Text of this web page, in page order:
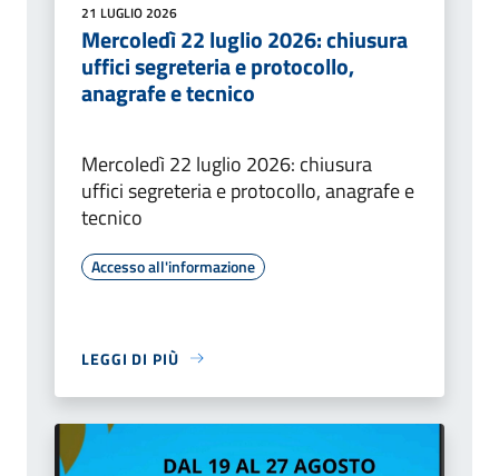
21 LUGLIO 2026
Mercoledì 22 luglio 2026: chiusura
uffici segreteria e protocollo,
anagrafe e tecnico
Mercoledì 22 luglio 2026: chiusura
uffici segreteria e protocollo, anagrafe e
tecnico
Accesso all'informazione
LEGGI DI PIÙ